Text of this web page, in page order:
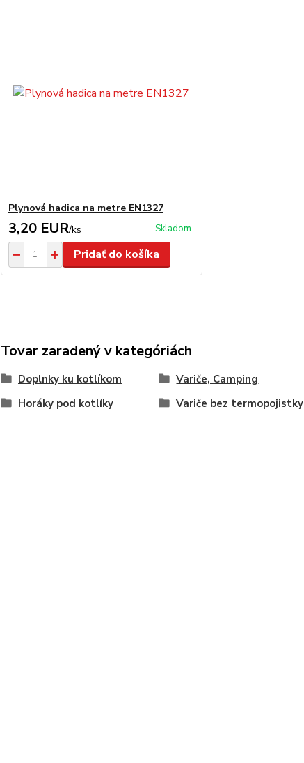
Plynová hadica na metre EN1327
3,20 EUR/ks Skladom
Pridať do košíka
Tovar zaradený v kategóriách
Doplnky ku kotlíkom Variče, Camping
Horáky pod kotlíky
Variče bez termopojistky